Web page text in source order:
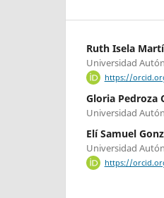
Ruth Isela
Universidad
https://
Gloria Pedroza
Universidad
Elí Samuel
Universidad
https://